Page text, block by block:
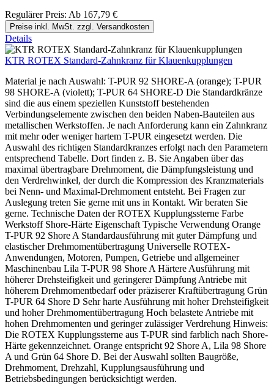
Regulärer Preis: Ab 167,79 €
Preise inkl. MwSt. zzgl. Versandkosten
Details
KTR ROTEX Standard-Zahnkranz für Klauenkupplungen
Material je nach Auswahl: T-PUR 92 SHORE-A (orange); T-PUR
98 SHORE-A (violett); T-PUR 64 SHORE-D Die Standardkränze
sind die aus einem speziellen Kunststoff bestehenden
Verbindungselemente zwischen den beiden Naben-Bauteilen aus
metallischen Werkstoffen. Je nach Anforderung kann ein Zahnkranz
mit mehr oder weniger hartem T-PUR eingesetzt werden. Die
Auswahl des richtigen Standardkranzes erfolgt nach den Parametern
entsprechend Tabelle. Dort finden z. B. Sie Angaben über das
maximal übertragbare Drehmoment, die Dämpfungsleistung und
den Verdrehwinkel, der durch die Kompression des Kranzmaterials
bei Nenn- und Maximal-Drehmoment entsteht. Bei Fragen zur
Auslegung treten Sie gerne mit uns in Kontakt. Wir beraten Sie
gerne. Technische Daten der ROTEX Kupplungssterne Farbe
Werkstoff Shore-Härte Eigenschaft Typische Verwendung Orange
T-PUR 92 Shore A Standardausführung mit guter Dämpfung und
elastischer Drehmomentübertragung Universelle ROTEX-
Anwendungen, Motoren, Pumpen, Getriebe und allgemeiner
Maschinenbau Lila T-PUR 98 Shore A Härtere Ausführung mit
höherer Drehsteifigkeit und geringerer Dämpfung Antriebe mit
höherem Drehmomentbedarf oder präziserer Kraftübertragung Grün
T-PUR 64 Shore D Sehr harte Ausführung mit hoher Drehsteifigkeit
und hoher Drehmomentübertragung Hoch belastete Antriebe mit
hohen Drehmomenten und geringer zulässiger Verdrehung Hinweis:
Die ROTEX Kupplungssterne aus T-PUR sind farblich nach Shore-
Härte gekennzeichnet. Orange entspricht 92 Shore A, Lila 98 Shore
A und Grün 64 Shore D. Bei der Auswahl sollten Baugröße,
Drehmoment, Drehzahl, Kupplungsausführung und
Betriebsbedingungen berücksichtigt werden.